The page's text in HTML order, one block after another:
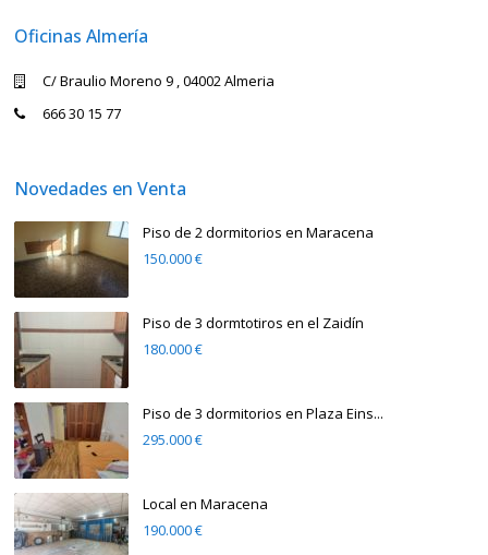
Oficinas Almería
C/ Braulio Moreno 9 , 04002 Almeria
666 30 15 77
Novedades en Venta
Piso de 2 dormitorios en Maracena
150.000 €
Piso de 3 dormtotiros en el Zaidín
180.000 €
Piso de 3 dormitorios en Plaza Eins...
295.000 €
Local en Maracena
190.000 €